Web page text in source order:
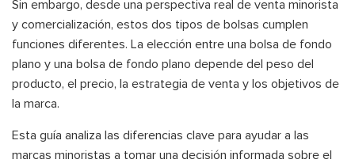
Sin embargo, desde una perspectiva real de venta minorista
y comercialización, estos dos tipos de bolsas cumplen
funciones diferentes. La elección entre una bolsa de fondo
plano y una bolsa de fondo plano depende del peso del
producto, el precio, la estrategia de venta y los objetivos de
la marca.
Esta guía analiza las diferencias clave para ayudar a las
marcas minoristas a tomar una decisión informada sobre el